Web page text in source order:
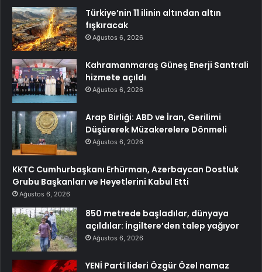
Türkiye’nin 11 ilinin altından altın
fışkıracak
Ağustos 6, 2026
Kahramanmaraş Güneş Enerji Santrali
hizmete açıldı
Ağustos 6, 2026
Arap Birliği: ABD ve İran, Gerilimi
Düşürerek Müzakerelere Dönmeli
Ağustos 6, 2026
KKTC Cumhurbaşkanı Erhürman, Azerbaycan Dostluk
Grubu Başkanları ve Heyetlerini Kabul Etti
Ağustos 6, 2026
850 metrede başladılar, dünyaya
açıldılar: İngiltere’den talep yağıyor
Ağustos 6, 2026
YENİ Parti lideri Özgür Özel namaz